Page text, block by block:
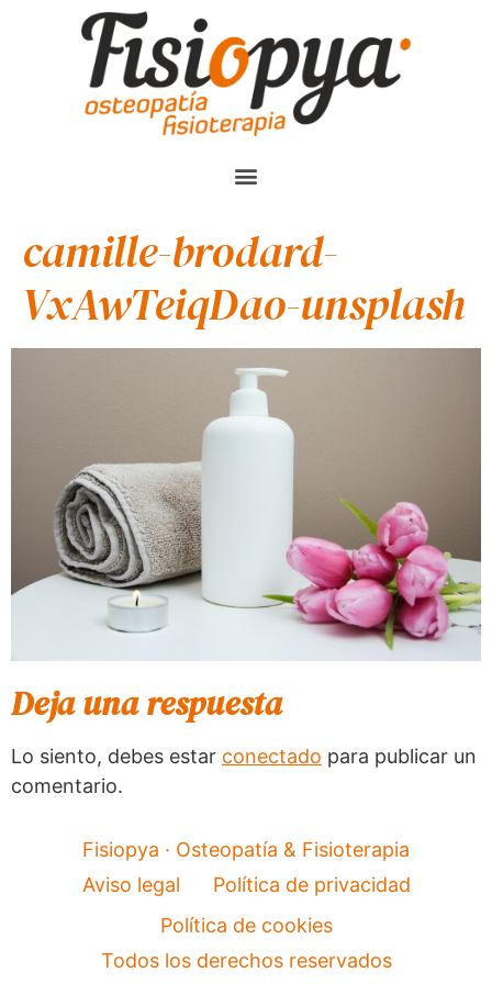
camille-brodard-
VxAwTeiqDao-unsplash
Deja una respuesta
Lo siento, debes estar conectado para publicar un
comentario.
Fisiopya · Osteopatía & Fisioterapia
Aviso legal
Política de privacidad
Política de cookies
Todos los derechos reservados